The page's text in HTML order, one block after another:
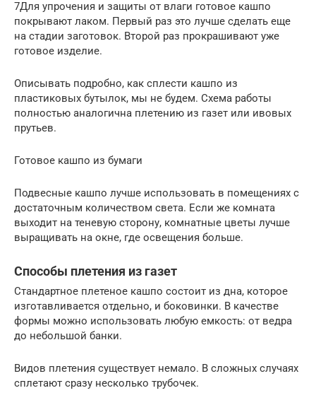
7Для упрочения и защиты от влаги готовое кашпо
покрывают лаком. Первый раз это лучше сделать еще
на стадии заготовок. Второй раз прокрашивают уже
готовое изделие.
Описывать подробно, как сплести кашпо из
пластиковых бутылок, мы не будем. Схема работы
полностью аналогична плетению из газет или ивовых
прутьев.
Готовое кашпо из бумаги
Подвесные кашпо лучше использовать в помещениях с
достаточным количеством света. Если же комната
выходит на теневую сторону, комнатные цветы лучше
выращивать на окне, где освещения больше.
Способы плетения из газет
Стандартное плетеное кашпо состоит из дна, которое
изготавливается отдельно, и боковинки. В качестве
формы можно использовать любую емкость: от ведра
до небольшой банки.
Видов плетения существует немало. В сложных случаях
сплетают сразу несколько трубочек.